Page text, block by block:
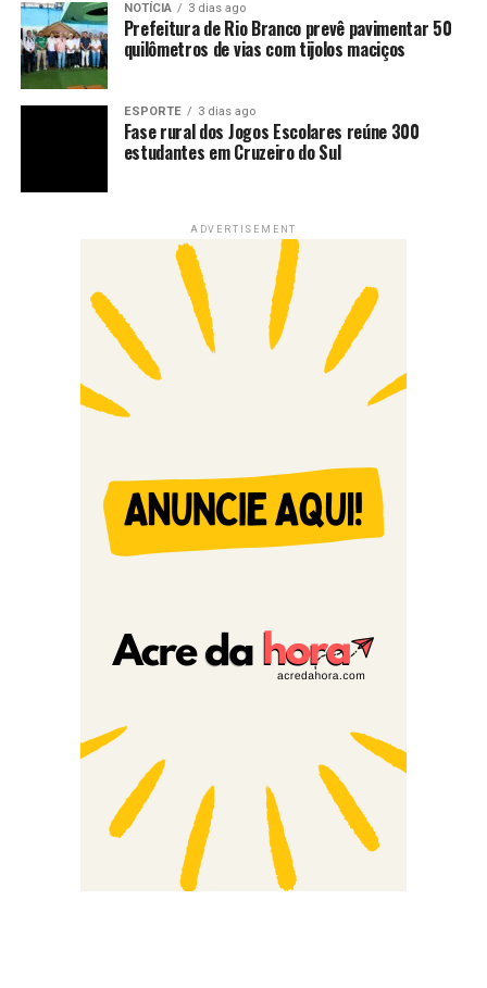
NOTÍCIA 3 dias ago
Prefeitura de Rio Branco prevê pavimentar 50
quilômetros de vias com tijolos maciços
ESPORTE 3 dias ago
Fase rural dos Jogos Escolares reúne 300
estudantes em Cruzeiro do Sul
ADVERTISEMENT